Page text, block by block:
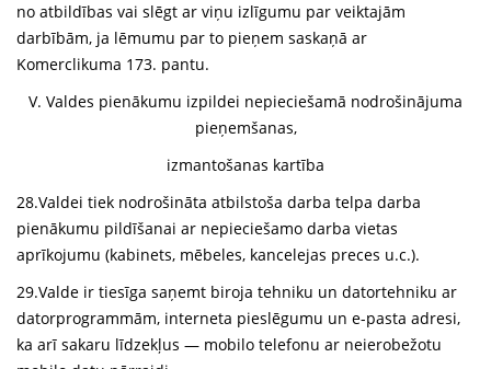
no atbildības vai slēgt ar viņu izlīgumu par veiktajām
darbībām, ja lēmumu par to pieņem saskaņā ar
Komerclikuma 173. pantu.
V. Valdes pienākumu izpildei nepieciešamā nodrošinājuma
pieņemšanas,
izmantošanas kartība
28.Valdei tiek nodrošināta atbilstoša darba telpa darba
pienākumu pildīšanai ar nepieciešamo darba vietas
aprīkojumu (kabinets, mēbeles, kancelejas preces u.c.).
29.Valde ir tiesīga saņemt biroja tehniku un datortehniku ar
datorprogrammām, interneta pieslēgumu un e-pasta adresi,
ka arī sakaru līdzekļus — mobilo telefonu ar neierobežotu